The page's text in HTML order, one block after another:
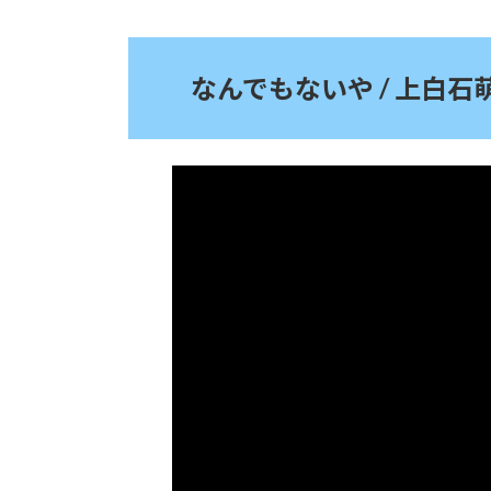
なんでもないや / 上白石